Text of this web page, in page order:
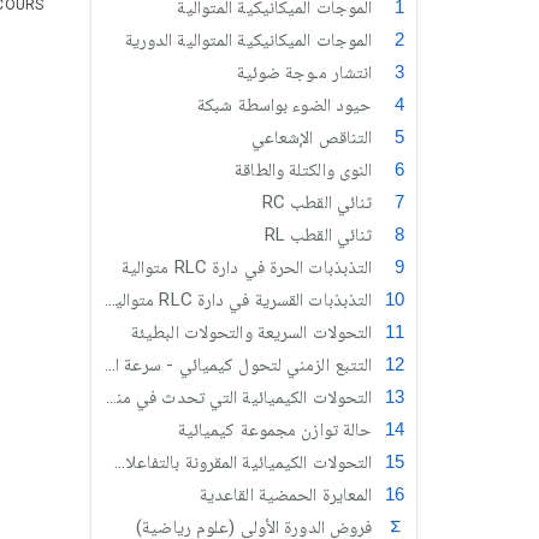
الموجات الميكانيكية المتوالية
الموجات الميكانيكية المتوالية الدورية
انتشار مـوجة ضوئية
حيود الضوء بواسطة شبكة
التناقص الإشعاعي
النوى والكتلة والطاقة
ثنائي القطب RC
ثنائي القطب RL
التذبذبات الحرة في دارة RLC متوالية
التذبذبات القسرية في دارة RLC متوالية (علوم رياضية)
التحولات السريعة والتحولات البطيئة
التتبع الزمني لتحول كيميائي - سرعة التفاعل
التحولات الكيميائية التي تحدث في منحيين
حالة توازن مجموعة كيميائية
التحولات الكيميائية المقرونة بالتفاعلات حمض قاعدة
المعايرة الحمضية القاعدية
فروض الدورة الأولى (علوم رياضية)